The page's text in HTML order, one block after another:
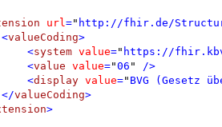
url =" http://fhir.de/
<valueCoding>
<system value=" https://fhir.kbv.de/
<value value="06 "
/>
<display value=" BVG (Gesetz
</valueCoding>
>